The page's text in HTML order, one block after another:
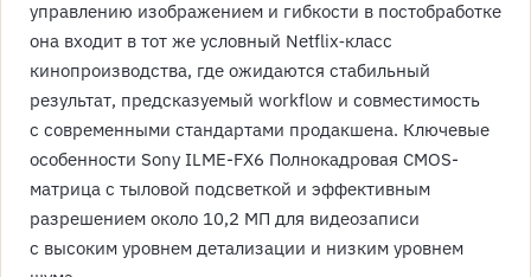
управлению изображением и гибкости в постобработке
она входит в тот же условный Netflix‑класс
кинопроизводства, где ожидаются стабильный
результат, предсказуемый workflow и совместимость
с современными стандартами продакшена. Ключевые
особенности Sony ILME-FX6 Полнокадровая CMOS-
матрица с тыловой подсветкой и эффективным
разрешением около 10,2 МП для видеозаписи
с высоким уровнем детализации и низким уровнем